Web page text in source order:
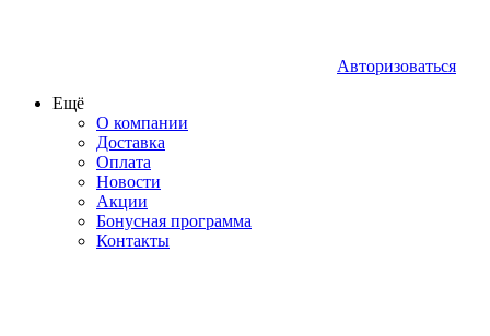
Авторизоваться
Ещё
О компании
Доставка
Оплата
Новости
Акции
Бонусная программа
Контакты